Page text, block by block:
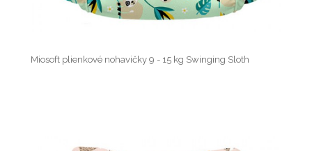
Miosoft plienkové nohavičky 9 - 15 kg Swinging Sloth